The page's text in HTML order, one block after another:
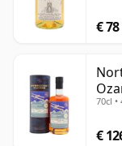
€ 78
oud
70cl •
€